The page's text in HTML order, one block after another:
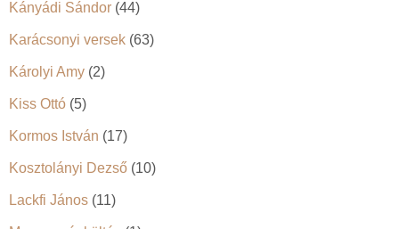
Kányádi Sándor (44)
Karácsonyi versek (63)
Károlyi Amy (2)
Kiss Ottó (5)
Kormos István (17)
Kosztolányi Dezső (10)
Lackfi János (11)